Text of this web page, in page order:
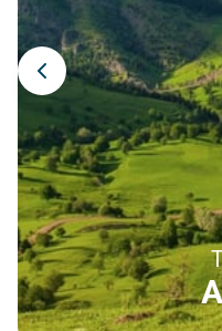
les baklavas,
ou encore le célèbre
cafés de quartier.